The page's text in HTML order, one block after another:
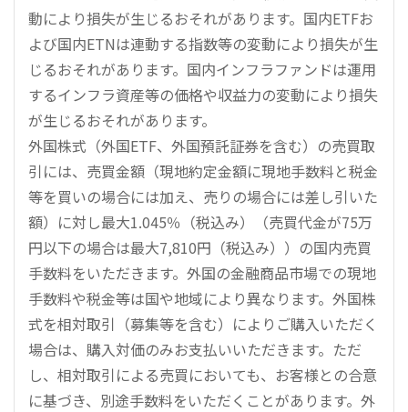
動により損失が生じるおそれがあります。国内ETFお
よび国内ETNは連動する指数等の変動により損失が生
じるおそれがあります。国内インフラファンドは運用
するインフラ資産等の価格や収益力の変動により損失
が生じるおそれがあります。
外国株式（外国ETF、外国預託証券を含む）の売買取
引には、売買金額（現地約定金額に現地手数料と税金
等を買いの場合には加え、売りの場合には差し引いた
額）に対し最大1.045％（税込み）（売買代金が75万
円以下の場合は最大7,810円（税込み））の国内売買
手数料をいただきます。外国の金融商品市場での現地
手数料や税金等は国や地域により異なります。外国株
式を相対取引（募集等を含む）によりご購入いただく
場合は、購入対価のみお支払いいただきます。ただ
し、相対取引による売買においても、お客様との合意
に基づき、別途手数料をいただくことがあります。外